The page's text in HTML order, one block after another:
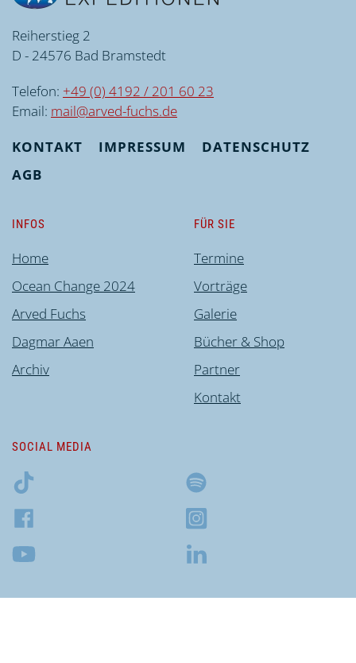
Reiherstieg 2
D - 24576 Bad Bramstedt
Telefon: +49 (0) 4192 / 201 60 23
Email: mail@arved-fuchs.de
KONTAKT
IMPRESSUM
DATENSCHUTZ
AGB
INFOS
Home
Ocean Change 2024
Arved Fuchs
Dagmar Aaen
Archiv
FÜR SIE
Termine
Vorträge
Galerie
Bücher & Shop
Partner
Kontakt
SOCIAL MEDIA